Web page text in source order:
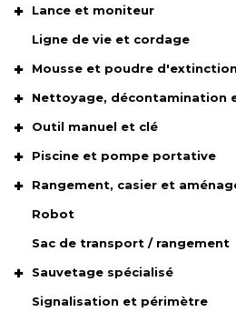
Lance et moniteur
Ligne de vie et cordage
Mousse et poudre d'extinction
Nettoyage, décontamination
Outil manuel et clé
Piscine et pompe portative
Rangement, casier et
Robot
Sac de transport / rangement
Sauvetage spécialisé
Signalisation et périmètre